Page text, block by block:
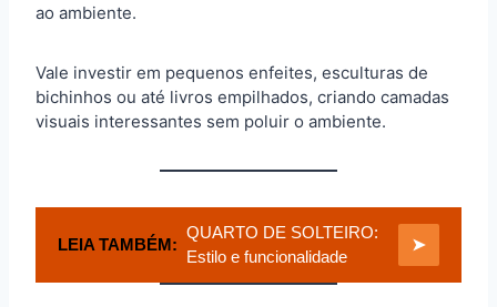
ao ambiente.
Vale investir em pequenos enfeites, esculturas de
bichinhos ou até livros empilhados, criando camadas
visuais interessantes sem poluir o ambiente.
LEIA TAMBÉM:
QUARTO DE SOLTEIRO:
Estilo e funcionalidade
➤